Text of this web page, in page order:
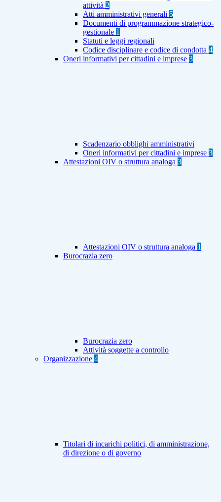
attività 2
Atti amministrativi generali 5
Documenti di programmazione strategico-
gestionale 1
Statuti e leggi regionali
Codice disciplinare e codice di condotta 4
Oneri informativi per cittadini e imprese 3
Scadenzario obblighi amministrativi
Oneri informativi per cittadini e imprese 3
Attestazioni OIV o struttura analoga 3
Attestazioni OIV o struttura analoga 1
Burocrazia zero
Burocrazia zero
Attività soggette a controllo
Organizzazione 4
Titolari di incarichi politici, di amministrazione,
di direzione o di governo